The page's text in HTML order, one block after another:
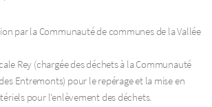
par la Communauté de communes de la Vallée
Rey (chargée des déchets à la Communauté
Entremonts) pour le repérage et la mise en
pour l’enlèvement des déchets.